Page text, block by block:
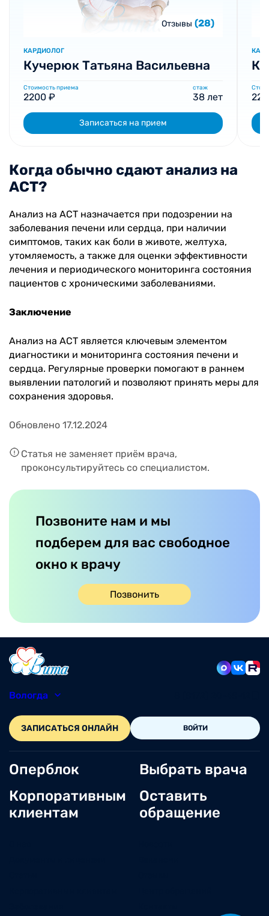
Отзывы (28)
КАРДИОЛОГ
Кучерюк Татьяна Васильевна
Стоимость приема
2200 ₽
стаж
38 лет
Записаться на прием
Когда обычно сдают анализ на
АСТ?
Анализ на АСТ назначается при подозрении на
заболевания печени или сердца, при наличии
симптомов, таких как боли в животе, желтуха,
утомляемость, а также для оценки эффективности
лечения и периодического мониторинга состояния
пациентов с хроническими заболеваниями.
Заключение
Анализ на АСТ является ключевым элементом
диагностики и мониторинга состояния печени и
сердца. Регулярные проверки помогают в раннем
выявлении патологий и позволяют принять меры для
сохранения здоровья.
Обновлено 17.12.2024
Статья не заменяет приём врача,
проконсультируйтесь со специалистом.
Позвоните нам и мы
подберем для вас свободное
окно к врачу
Позвонить
Вологда
ЗАПИСАТЬСЯ ОНЛАЙН ВОЙТИ
Оперблок
Корпоративным
клиентам
Выбрать врача
Оставить
обращение